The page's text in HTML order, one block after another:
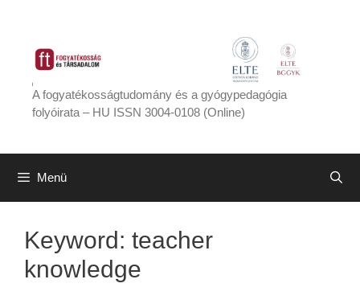
tartalomba
A fogyatékosságtudomány és a gyógypedagógia
folyóirata – HU ISSN 3004-0108 (Online)
Menü
Keyword: teacher
knowledge